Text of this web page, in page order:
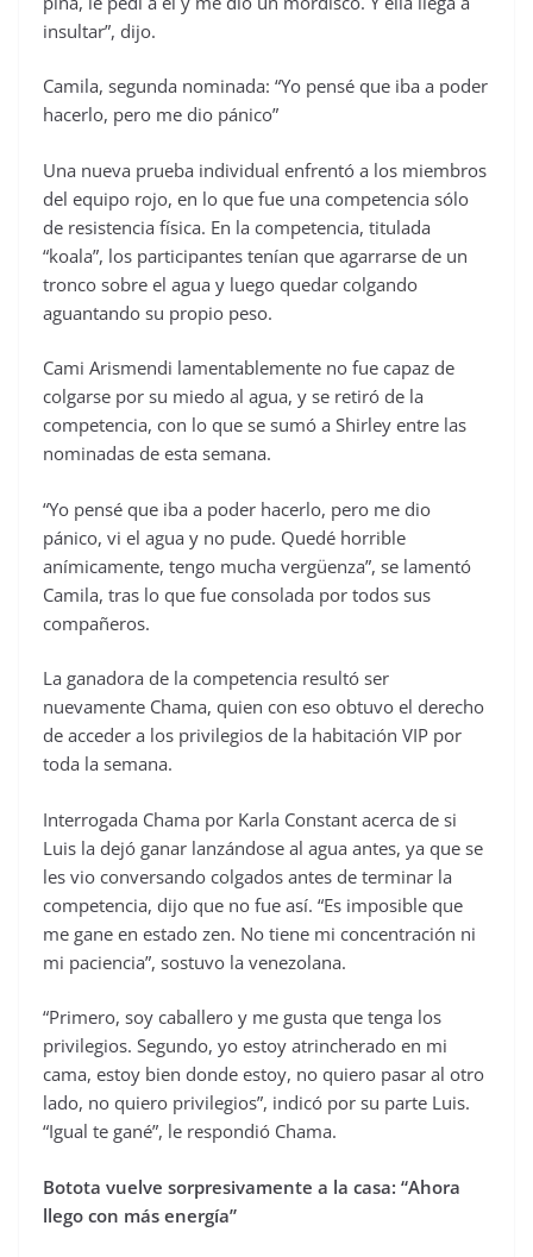
insultar”, dijo.
Camila, segunda nominada: “Yo pensé que iba a poder
hacerlo, pero me dio pánico”
Una nueva prueba individual enfrentó a los miembros
del equipo rojo, en lo que fue una competencia sólo
de resistencia física. En la competencia, titulada
“koala”, los participantes tenían que agarrarse de un
tronco sobre el agua y luego quedar colgando
aguantando su propio peso.
Cami Arismendi lamentablemente no fue capaz de
colgarse por su miedo al agua, y se retiró de la
competencia, con lo que se sumó a Shirley entre las
nominadas de esta semana.
“Yo pensé que iba a poder hacerlo, pero me dio
pánico, vi el agua y no pude. Quedé horrible
anímicamente, tengo mucha vergüenza”, se lamentó
Camila, tras lo que fue consolada por todos sus
compañeros.
La ganadora de la competencia resultó ser
nuevamente Chama, quien con eso obtuvo el derecho
de acceder a los privilegios de la habitación VIP por
toda la semana.
Interrogada Chama por Karla Constant acerca de si
Luis la dejó ganar lanzándose al agua antes, ya que se
les vio conversando colgados antes de terminar la
competencia, dijo que no fue así. “Es imposible que
me gane en estado zen. No tiene mi concentración ni
mi paciencia”, sostuvo la venezolana.
“Primero, soy caballero y me gusta que tenga los
privilegios. Segundo, yo estoy atrincherado en mi
cama, estoy bien donde estoy, no quiero pasar al otro
lado, no quiero privilegios”, indicó por su parte Luis.
“Igual te gané”, le respondió Chama.
Botota vuelve sorpresivamente a la casa: “Ahora
llego con más energía”